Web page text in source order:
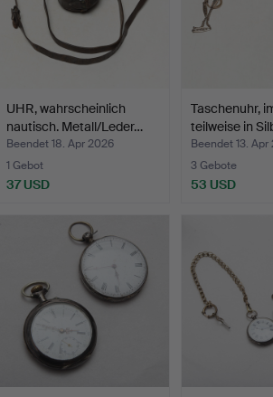
UHR, wahrscheinlich
nautisch. Metall/Leder…
Beendet 18. Apr 2026
1 Gebot
37 USD
Taschenuhr,
teilweise in
Beendet 13. Apr
3 Gebote
53 USD